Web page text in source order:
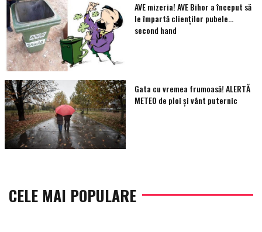
AVE mizeria! AVE Bihor a început să
le împartă clienţilor pubele…
second hand
Gata cu vremea frumoasă! ALERTĂ
METEO de ploi și vânt puternic
CELE MAI POPULARE